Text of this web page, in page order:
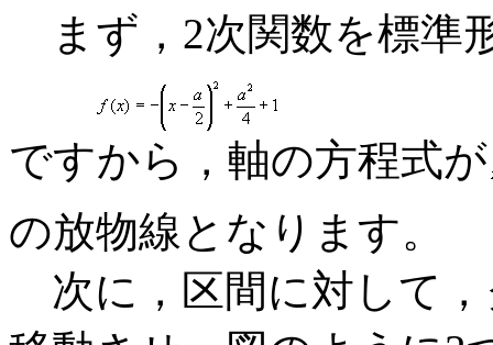
まず，2次関数を標準
ですから，軸の方程式が
の放物線となります。
次に，区間に対して